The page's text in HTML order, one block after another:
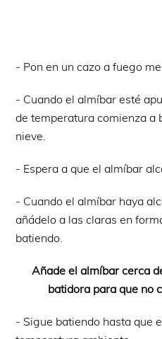
- Pon en un cazo a fuego
- Cuando el almíbar esté
de temperatura comienza a
nieve.
- Espera a que el almíbar
- Cuando el almíbar haya
añádelo a las claras en
batiendo.
Añade el almíbar cerca
batidora para que no
- Sigue batiendo hasta que